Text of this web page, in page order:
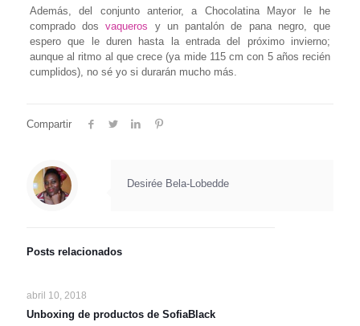
Además, del conjunto anterior, a Chocolatina Mayor le he
comprado dosvaqueros y un pantalón de pana negro, que
espero que le duren hasta la entrada del próximo invierno;
aunque al ritmo al que crece (ya mide 115 cm con 5 años recién
cumplidos), no sé yo si durarán mucho más.
Compartir
Desirée Bela-Lobedde
Posts relacionados
abril 10, 2018
Unboxing de productos de SofiaBlack